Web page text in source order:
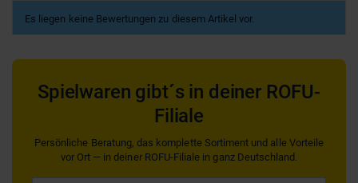
Es liegen keine Bewertungen zu diesem Artikel vor.
Spielwaren gibt´s in deiner ROFU-
Filiale
Persönliche Beratung, das komplette Sortiment und alle Vorteile
vor Ort — in deiner ROFU-Filiale in ganz Deutschland.